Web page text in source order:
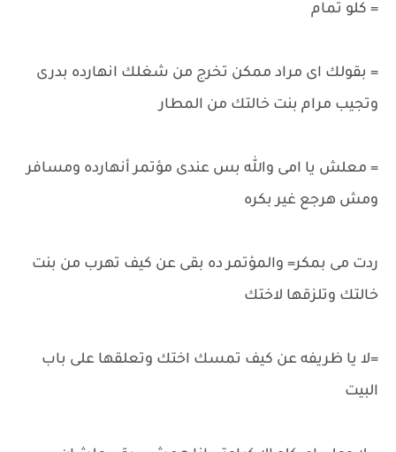
= كلو تمام
= بقولك اى مراد ممكن تخرج من شغلك انهارده بدرى
وتجيب مرام بنت خالتك من المطار
= معلش يا امى والله بس عندى مؤتمر أنهارده ومسافر
ومش هرجع غير بكره
ردت مى بمكر= والمؤتمر ده بقى عن كيف تهرب من بنت
خالتك وتلزقها لاختك
=لا يا ظريفه عن كيف تمسك اختك وتعلقها على باب
البيت